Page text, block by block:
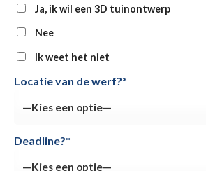
Ja, ik wil een 3D tuinontwerp
Nee
Ik weet het niet
Locatie van de werf?*
Deadline?*